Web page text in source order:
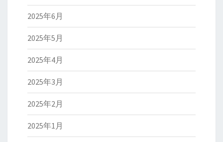
2025年6月
2025年5月
2025年4月
2025年3月
2025年2月
2025年1月